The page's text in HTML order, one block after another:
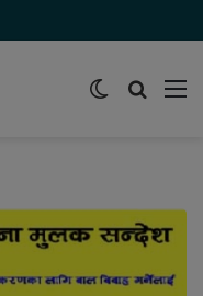
समाचार
Switch